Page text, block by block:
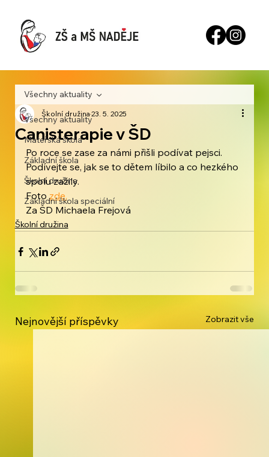
Všechny aktuality
Mateřská škola
Základní škola
Školní družina
Základní škola speciální
Všechny aktuality
Canisterapie v ŠD
Školní družina23. 5. 2025
Po roce se zase za námi přišli podívat pejsci.
Podívejte se, jak se to dětem líbilo a co hezkého
spolu zažily.
Foto zde.
Za ŠD Michaela Frejová
Školní družina
Nejnovější příspěvky Zobrazit vše